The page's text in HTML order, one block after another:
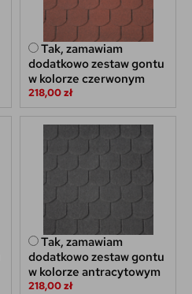
Tak, zamawiam
dodatkowo zestaw gontu
w kolorze czerwonym
218,00 zł
Tak, zamawiam
dodatkowo zestaw gontu
w kolorze antracytowym
218,00 zł